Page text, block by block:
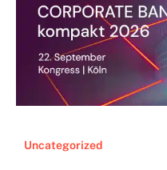
Uncategorized